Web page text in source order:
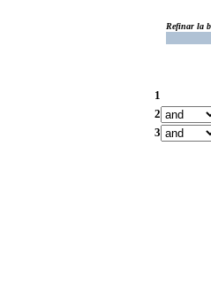
Refinar la
1
2
3